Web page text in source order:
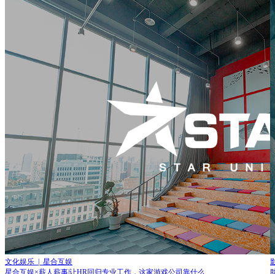
文化娱乐 | 星合互娱
星合互娱×薪人薪事|让HR回归专业工作，这家游戏公司靠什么